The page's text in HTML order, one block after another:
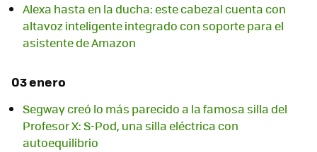
Alexa hasta en la ducha: este cabezal cuenta con
altavoz inteligente integrado con soporte para el
asistente de Amazon
03 enero
Segway creó lo más parecido a la famosa silla del
Profesor X: S-Pod, una silla eléctrica con
autoequilibrio